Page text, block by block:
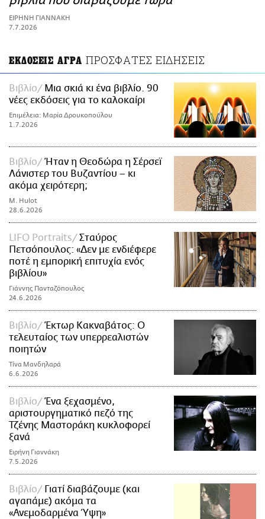
ΑΜΠΑ
PRINT
ΕΙΡΗΝΗ ΓΙΑΝΝΑΚΗ
7.7.2026
ΕΚΔΟΣΕΙΣ ΑΓΡΑ ΠΡΟΣΦΑΤΕΣ ΕΙΔΗΣΕΙΣ
Βιβλίο
Μια σκιά κι ένα βιβλίο. 90
νέες εκδόσεις για το καλοκαίρι
Επιμέλεια: Μαρία Δρουκοπούλου
1.7.2026
Βιβλίο
Ήταν η Θεοδώρα η Σέρσεϊ
Λάνιστερ του Βυζαντίου – κι
ακόμα χειρότερη;
M. Hulot
28.6.2026
LIFO Portraits
Σταύρος
Πετσόπουλος: «Δεν με ενδιέφερε
ποτέ η εμπορική επιτυχία ενός
βιβλίου»
Γιάννης Πανταζόπουλος
24.6.2026
Βιβλίο
Έκτωρ Κακναβάτος: Ο
τελευταίος των υπερρεαλιστών
ποιητών
Τίνα Μανδηλαρά
6.6.2026
Βιβλίο
Ένα ξεχασμένο,
αριστουργηματικό πεζό της
Τζένης Μαστοράκη κυκλοφορεί
ξανά
Ειρήνη Γιαννάκη
7.5.2026
Βιβλίο
Γιατί διαβάζουμε (και
αγαπάμε) ακόμα τα
«Ανεμοδαρμένα Ύψη»